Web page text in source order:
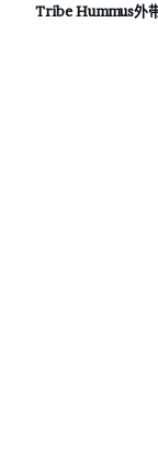
Tribe Hummus外